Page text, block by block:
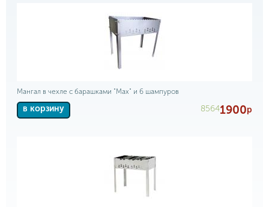
Мангал в чехле с барашками "Max" и 6 шампуров
в корзину 85641900р